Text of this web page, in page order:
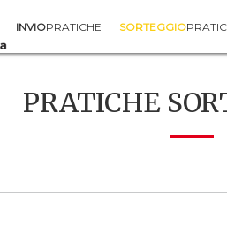
INVIOPRATICHE SORTEGGIO
PRATICHE